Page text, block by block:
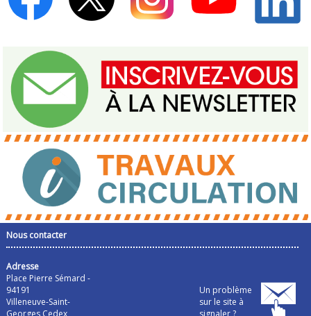
Nous contacter
Adresse
Place Pierre Sémard -
94191
Villeneuve-Saint-
Un problème
sur le site à